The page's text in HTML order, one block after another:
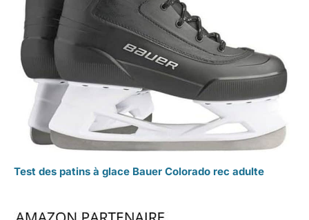
Test des patins à glace Bauer Colorado rec adulte